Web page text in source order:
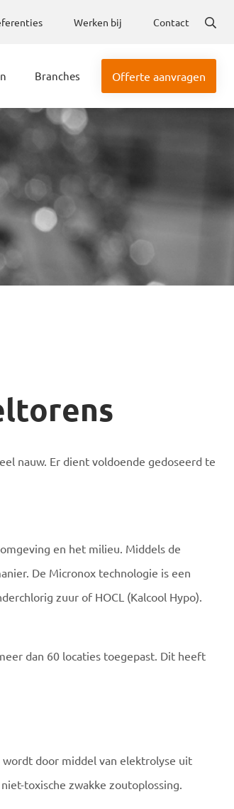
Werken bij Contact
Branches Offerte aanvragen
nauw. Er dient voldoende gedoseerd te
en het milieu. Middels de
De Micronox technologie is een
zuur of HOCL (Kalcool Hypo).
dan 60 locaties toegepast. Dit heeft
door middel van elektrolyse uit
toxische zwakke zoutoplossing.